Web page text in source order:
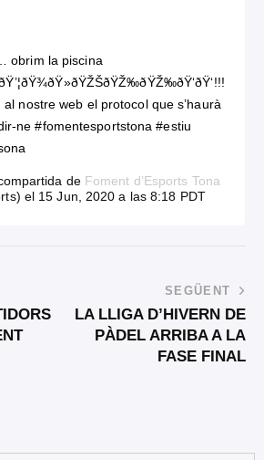
obrim la piscina
al nostre web el protocol que s’haurà
ne #fomentesportstona #estiu
de Foment d’Esports Tona
el 15 Jun, 2020 a las 8:18 PDT
SEGÜENT
LA LLIGA D’HIVERN DE
PÀDEL ARRIBA A LA
FASE FINAL